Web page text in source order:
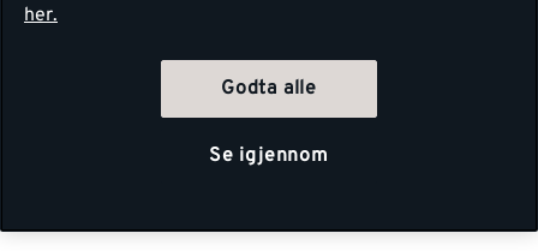
her.
Godta alle
Se igjennom